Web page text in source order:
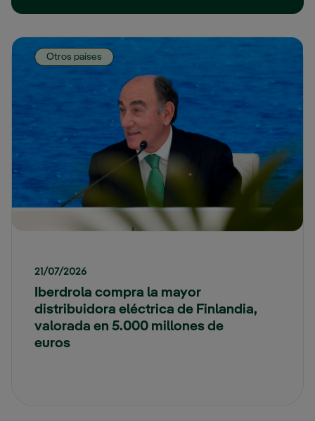
Otros países
21/07/2026
Iberdrola compra la mayor
distribuidora eléctrica de Finlandia,
valorada en 5.000 millones de
euros